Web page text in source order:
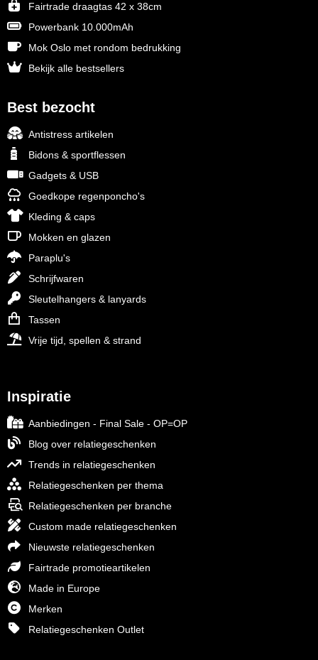
Fairtrade draagtas 42 x 38cm
Powerbank 10.000mAh
Mok Oslo met rondom bedrukking
Bekijk alle bestsellers
Best bezocht
Antistress artikelen
Bidons & sportflessen
Gadgets & USB
Goedkope regenponcho's
Kleding & caps
Mokken en glazen
Paraplu's
Schrijfwaren
Sleutelhangers & lanyards
Tassen
Vrije tijd, spellen & strand
Inspiratie
Aanbiedingen - Final Sale - OP=OP
Blog over relatiegeschenken
Trends in relatiegeschenken
Relatiegeschenken per thema
Relatiegeschenken per branche
Custom made relatiegeschenken
Nieuwste relatiegeschenken
Fairtrade promotieartikelen
Made in Europe
Merken
Relatiegeschenken Outlet